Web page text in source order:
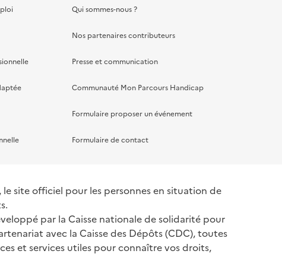
Qui sommes-nous ?
Nos partenaires contributeurs
Presse et communication
Communauté Mon Parcours Handicap
Formulaire proposer un événement
Formulaire de contact
le site officiel pour les personnes en situation de
par la Caisse nationale de solidarité pour
avec la Caisse des Dépôts (CDC), toutes
et services utiles pour connaître vos droits,